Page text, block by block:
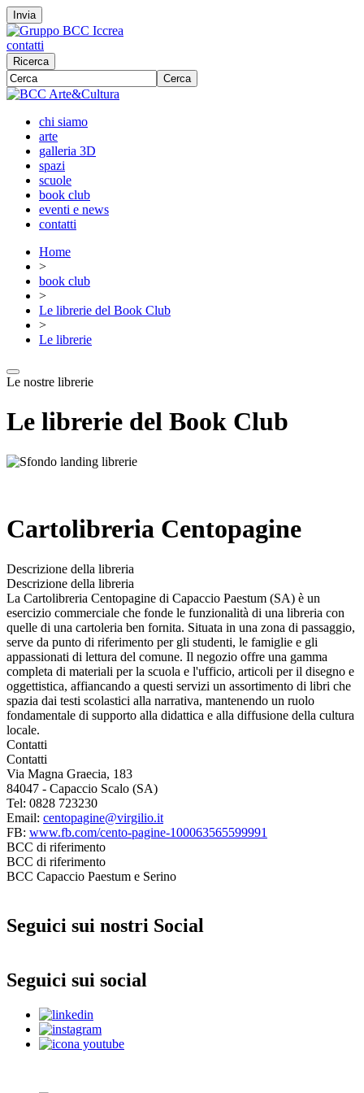
Invia
contatti
Ricerca
Cerca
chi siamo
arte
galleria 3D
spazi
scuole
book club
eventi e news
contatti
Home
>
book club
>
Le librerie del Book Club
>
Le librerie
Le nostre librerie
Le librerie del Book Club
Cartolibreria Centopagine
Descrizione della libreria
Descrizione della libreria
La Cartolibreria Centopagine di Capaccio Paestum (SA) è un
esercizio commerciale che fonde le funzionalità di una libreria con
quelle di una cartoleria ben fornita. Situata in una zona di passaggio,
serve da punto di riferimento per gli studenti, le famiglie e gli
appassionati di lettura del comune. Il negozio offre una gamma
completa di materiali per la scuola e l'ufficio, articoli per il disegno e
oggettistica, affiancando a questi servizi un assortimento di libri che
spazia dai testi scolastici alla narrativa, mantenendo un ruolo
fondamentale di supporto alla didattica e alla diffusione della cultura
locale.
Contatti
Contatti
Via Magna Graecia, 183
84047 - Capaccio Scalo (SA)
Tel: 0828 723230
Email: centopagine@virgilio.it
FB: www.fb.com/cento-pagine-100063565599991
BCC di riferimento
BCC di riferimento
BCC Capaccio Paestum e Serino
Seguici sui nostri Social
Seguici sui social